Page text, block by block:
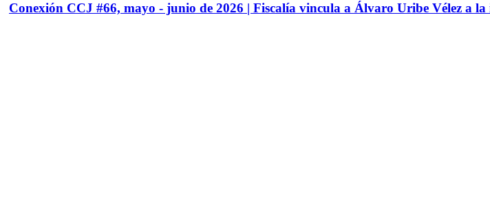
Conexión CCJ #66, mayo - junio de 2026 | Fiscalía vincula a Álvaro Uribe Vélez a